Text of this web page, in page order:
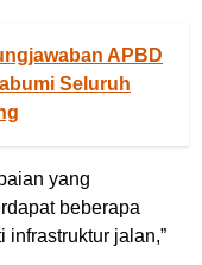
APBD
Seluruh
yang
beberapa
infrastruktur jalan,”